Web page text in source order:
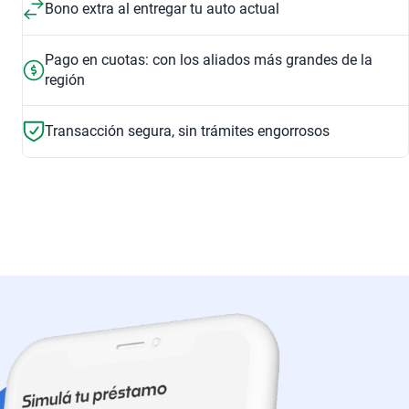
Bono extra al entregar tu auto actual
Pago en cuotas: con los aliados más grandes de la
región
Transacción segura, sin trámites engorrosos